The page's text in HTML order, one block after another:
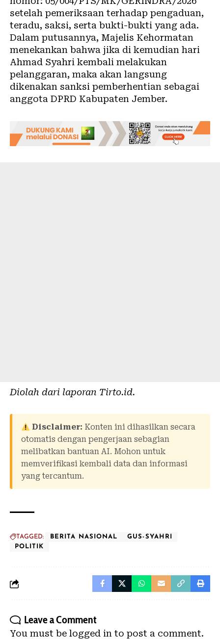
setelah pemeriksaan terhadap pengaduan,
teradu, saksi, serta bukti-bukti yang ada.
Dalam putusannya, Majelis Kehormatan
menekankan bahwa jika di kemudian hari
Ahmad Syahri kembali melakukan
pelanggaran, maka akan langsung
dikenakan sanksi pemberhentian sebagai
anggota DPRD Kabupaten Jember.
Diolah dari laporan Tirto.id.
Disclaimer: Konten ini dihasilkan secara
otomatis dengan pengerjaan sebagian
melibatkan bantuan AI. Mohon untuk
memverifikasi kembali data dan informasi
yang tercantum.
TAGGED: BERITA NASIONAL
GUS-SYAHRI
POLITIK
Leave a Comment
You must be logged in to post a comment.